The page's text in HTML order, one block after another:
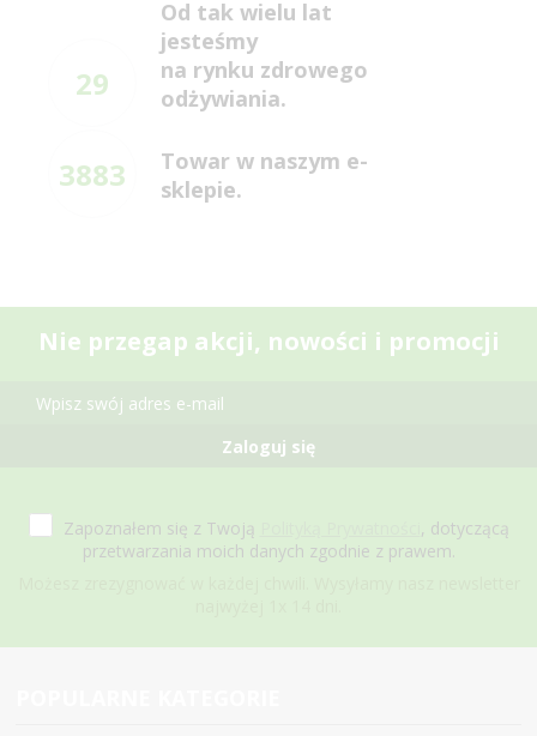
29
Od tak wielu lat
jesteśmy
na rynku zdrowego
odżywiania.
3883
Towar w naszym e-
sklepie.
Nie przegap akcji, nowości i promocji
Zaloguj się
Zapoznałem się z Twoją
, dotyczącą
przetwarzania moich danych zgodnie z prawem.